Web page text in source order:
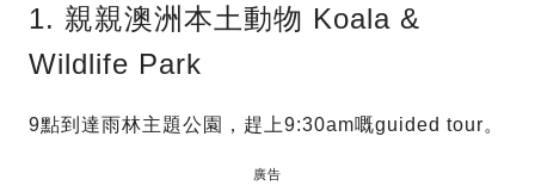
1. 親親澳洲本土動物 Koala &
Wildlife Park
9點到達雨林主題公園，趕上9:30am嘅guided tour。
廣告